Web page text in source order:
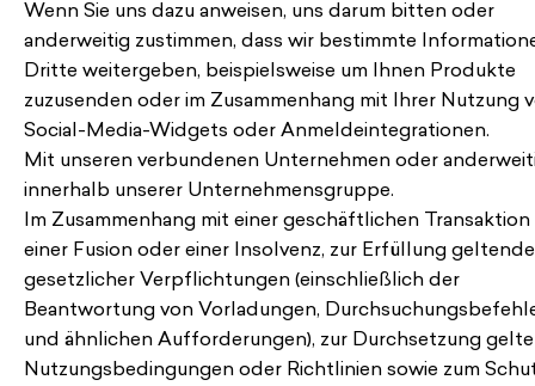
Wenn Sie uns dazu anweisen, uns darum bitten oder
anderweitig zustimmen, dass wir bestimmte
Dritte weitergeben, beispielsweise um Ihnen Produkte
zuzusenden oder im Zusammenhang mit Ihrer Nutzung
Social-Media-Widgets oder Anmeldeintegrationen.
Mit unseren verbundenen Unternehmen oder
innerhalb unserer Unternehmensgruppe.
Im Zusammenhang mit einer geschäftlichen Transaktion
einer Fusion oder einer Insolvenz, zur Erfüllung
gesetzlicher Verpflichtungen (einschließlich der
Beantwortung von Vorladungen,
und ähnlichen Aufforderungen), zur Durchsetzung
Nutzungsbedingungen oder Richtlinien sowie zum